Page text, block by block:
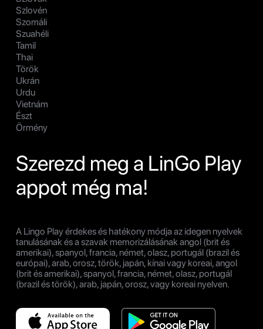
Szlovén
Szomáli
Szuahéli
Tamil
Thai
Török
Ukrán
Urdu
Vietnám
Észt
Örmény
Szerezd meg a LinGo Play
appot még ma!
A Lingo Play érdekes és hatékony módja az idegen nyelvek
tanulásának és a szavak memorizálásának angol (brit és
amerikai), spanyol, francia, német, olasz, portugál (brazil és
európai), arab, orosz, török, japán, kínai vagy koreai, angol
(brit és amerikai), spanyol, francia, német, olasz, portugál
(brazil és török), arab, japán, orosz, vagy koreai nyelven.